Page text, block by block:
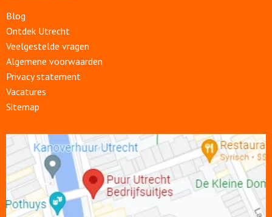
Blog
Ontdek Utrecht
Veelgestelde vragen
Algemene voorwaarden
Privacy statement
Vacatures
Sitemap
link